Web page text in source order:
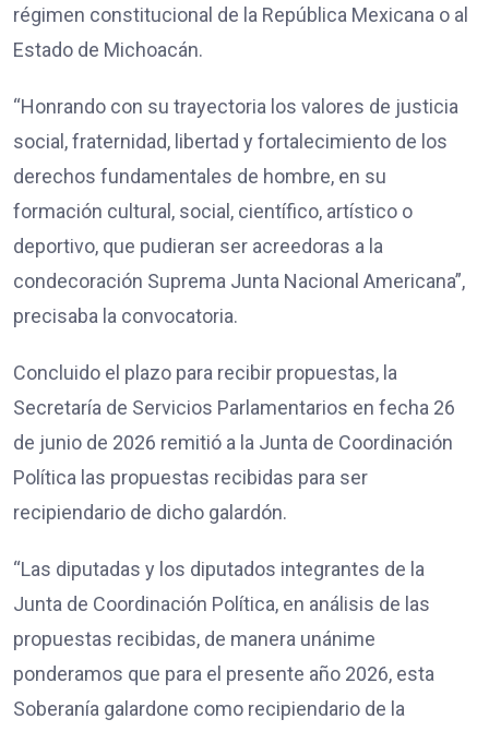
régimen constitucional de la República Mexicana o al
Estado de Michoacán.
“Honrando con su trayectoria los valores de justicia
social, fraternidad, libertad y fortalecimiento de los
derechos fundamentales de hombre, en su
formación cultural, social, científico, artístico o
deportivo, que pudieran ser acreedoras a la
condecoración Suprema Junta Nacional Americana”,
precisaba la convocatoria.
Concluido el plazo para recibir propuestas, la
Secretaría de Servicios Parlamentarios en fecha 26
de junio de 2026 remitió a la Junta de Coordinación
Política las propuestas recibidas para ser
recipiendario de dicho galardón.
“Las diputadas y los diputados integrantes de la
Junta de Coordinación Política, en análisis de las
propuestas recibidas, de manera unánime
ponderamos que para el presente año 2026, esta
Soberanía galardone como recipiendario de la